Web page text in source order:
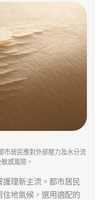
市居民應對外部壓力及水分流
感風險。
理新主流。都市居民
地氣候，選用適配的